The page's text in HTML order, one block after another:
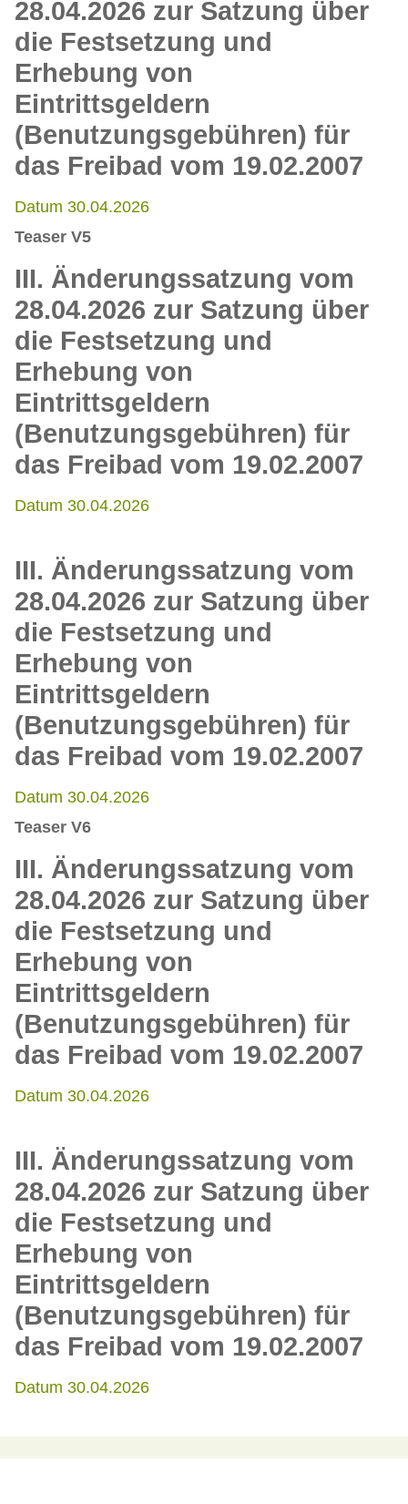
28.04.2026 zur Satzung über
die Festsetzung und
Erhebung von
Eintrittsgeldern
(Benutzungsgebühren) für
das Freibad vom 19.02.2007
Datum 30.04.2026
Teaser V5
III. Änderungssatzung vom
28.04.2026 zur Satzung über
die Festsetzung und
Erhebung von
Eintrittsgeldern
(Benutzungsgebühren) für
das Freibad vom 19.02.2007
Datum 30.04.2026
III. Änderungssatzung vom
28.04.2026 zur Satzung über
die Festsetzung und
Erhebung von
Eintrittsgeldern
(Benutzungsgebühren) für
das Freibad vom 19.02.2007
Datum 30.04.2026
Teaser V6
III. Änderungssatzung vom
28.04.2026 zur Satzung über
die Festsetzung und
Erhebung von
Eintrittsgeldern
(Benutzungsgebühren) für
das Freibad vom 19.02.2007
Datum 30.04.2026
III. Änderungssatzung vom
28.04.2026 zur Satzung über
die Festsetzung und
Erhebung von
Eintrittsgeldern
(Benutzungsgebühren) für
das Freibad vom 19.02.2007
Datum 30.04.2026